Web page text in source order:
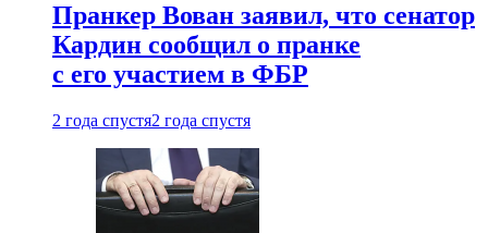
Пранкер Вован заявил, что сенатор
Кардин сообщил о пранке
с его участием в ФБР
2 года спустя2 года спустя